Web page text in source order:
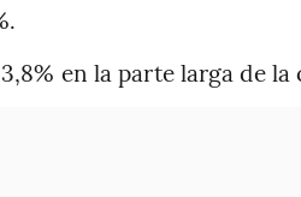
en la parte larga de la